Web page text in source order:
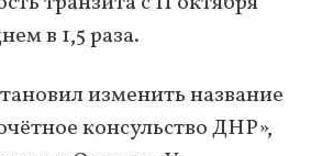
в 1,5 раза.
изменить название
консульство ДНР»,